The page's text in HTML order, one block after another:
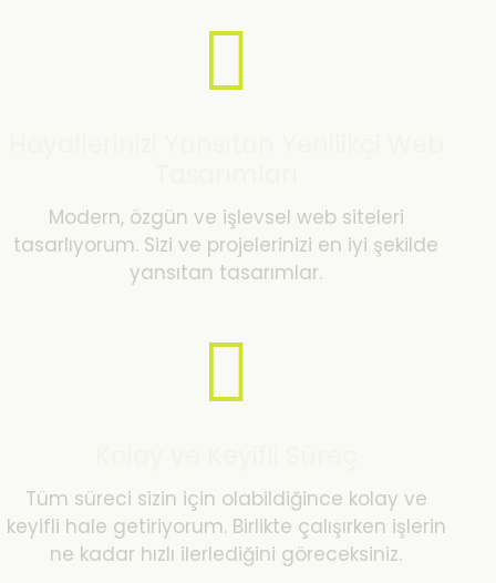
Modern, özgün ve işlevsel web siteleri
tasarlıyorum. Sizi ve projelerinizi en iyi şekilde
yansıtan tasarımlar.
Tüm süreci sizin için olabildiğince kolay ve
keyifli hale getiriyorum. Birlikte çalışırken işlerin
ne kadar hızlı ilerlediğini göreceksiniz.